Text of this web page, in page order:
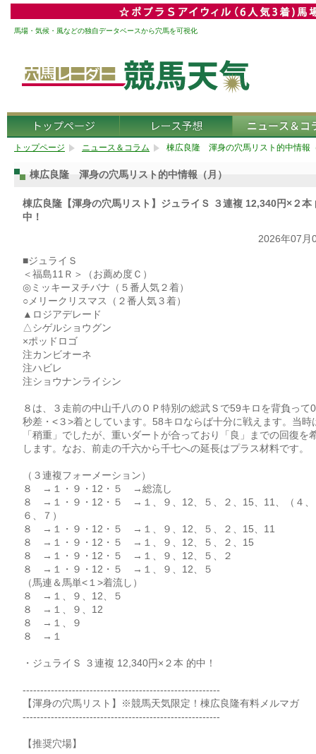
馬場・気候・風などの独自データベースから穴馬を可視化
トップページ ニュース＆コラム 棟広良隆 渾身の穴馬リスト的中情報
棟広良隆 渾身の穴馬リスト的中情報（月）
棟広良隆【渾身の穴馬リスト】ジュライＳ ３連複 12,340円×２本
中！
2026年07月
■ジュライＳ
＜福島11Ｒ＞（お薦め度Ｃ）
◎ミッキーヌチバナ（５番人気２着）
○メリークリスマス（２番人気３着）
▲ロジアデレード
△シゲルショウグン
×ポッドロゴ
注カンビオーネ
注ハビレ
注ショウナンライシン
８は、３走前の中山千八のＯＰ特別の総武Ｓで59キロを背負って
秒差・<３>着としています。58キロならば十分に戦えます。当時
「稍重」でしたが、重いダートが合っており「良」までの回復を
します。なお、前走の千六から千七への延長はプラス材料です。
（３連複フォーメーション）
８ →１・９・12・５ →総流し
８ →１・９・12・５ →１、９、12、５、２、15、11、（４、
６、７）
８ →１・９・12・５ →１、９、12、５、２、15、11
８ →１・９・12・５ →１、９、12、５、２、15
８ →１・９・12・５ →１、９、12、５、２
８ →１・９・12・５ →１、９、12、５
（馬連＆馬単<１>着流し）
８ →１、９、12、５
８ →１、９、12
８ →１、９
８ →１
・ジュライＳ ３連複 12,340円×２本 的中！
--------------------------------------------------------
【渾身の穴馬リスト】※競馬天気限定！棟広良隆有料メルマガ
--------------------------------------------------------
【推奨穴場】